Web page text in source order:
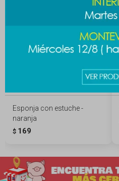
Esponja con estuche -
naranja
$ 169